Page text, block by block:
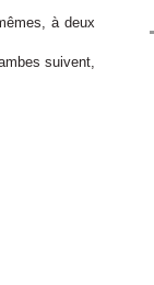
à deux
suivent,